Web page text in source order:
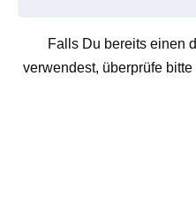
Falls Du bereits einen
verwendest, überprüfe